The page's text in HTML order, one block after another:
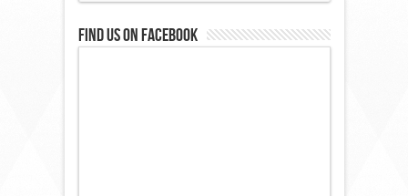
Find us on Facebook